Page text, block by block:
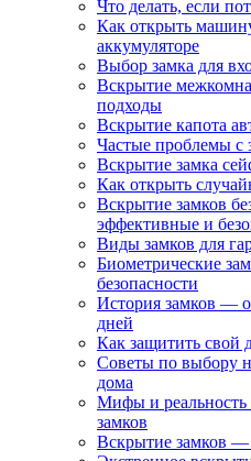
Что делать, если
Как открыть
аккумуляторе
Выбор замка для
Вскрытие
подходы
Вскрытие капота
Частые проблемы с
Вскрытие замка
Как открыть
Вскрытие замков
эффективные и
Виды замков для
Биометрические
безопасности
История замков —
дней
Как защитить свой
Советы по выбору
дома
Мифы и реальность
замков
Вскрытие замков